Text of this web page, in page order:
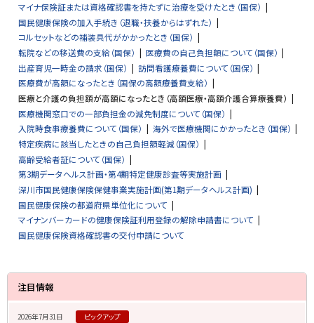
マイナ保険証または資格確認書を持たずに治療を受けたとき（国保）
国民健康保険の加入手続き（退職・扶養からはずれた）
コルセットなどの補装具代がかかったとき（国保）
転院などの移送費の支給（国保）
医療費の自己負担額について（国保）
出産育児一時金の請求（国保）
訪問看護療養費について（国保）
医療費が高額になったとき（国保の高額療養費支給）
医療と介護の負担額が高額になったとき（高額医療・高額介護合算療養費）
医療機関窓口での一部負担金の減免制度について（国保）
入院時食事療養費について（国保）
海外で医療機関にかかったとき（国保）
特定疾病に該当したときの自己負担額軽減（国保）
高齢受給者証について（国保）
第3期データヘルス計画・第4期特定健康診査等実施計画
深川市国民健康保険保健事業実施計画(第1期データヘルス計画)
国民健康保険の都道府県単位化について
マイナンバーカードの健康保険証利用登録の解除申請書について
国民健康保険資格確認書の交付申請について
サ
イ
注目情報
2026年7月31日 ピックアップ